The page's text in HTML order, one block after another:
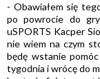
- Obawiałem się
po powrocie do
uSPORTS Kacper
nie wiem na czym
będę wstanie
tygodnia i wrócę do